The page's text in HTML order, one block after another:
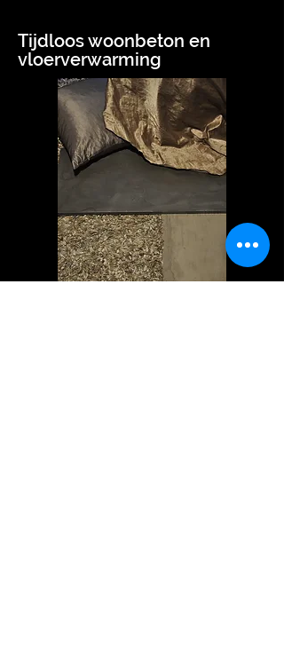
Tijdloos woonbeton en
vloerverwarming